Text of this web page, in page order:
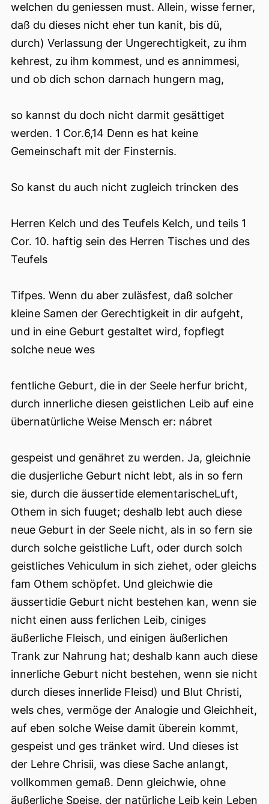
welchen du geniessen must. Allein, wisse ferner,
daß du dieses nicht eher tun kanit, bis dü,
durch) Verlassung der Ungerechtigkeit, zu ihm
kehrest, zu ihm kommest, und es annimmesi,
und ob dich schon darnach hungern mag,
so kannst du doch nicht darmit gesättiget
werden. 1 Cor.6,14 Denn es hat keine
Gemeinschaft mit der Finsternis.
So kanst du auch nicht zugleich trincken des
Herren Kelch und des Teufels Kelch, und teils 1
Cor. 10. haftig sein des Herren Tisches und des
Teufels
Tifpes. Wenn du aber zuläsfest, daß solcher
kleine Samen der Gerechtigkeit in dir aufgeht,
und in eine Geburt gestaltet wird, fopflegt
solche neue wes
fentliche Geburt, die in der Seele herfur bricht,
durch innerliche diesen geistlichen Leib auf eine
übernatürliche Weise Mensch er: nábret
gespeist und genähret zu werden. Ja, gleichnie
die dusjerliche Geburt nicht lebt, als in so fern
sie, durch die äussertide elementarischeLuft,
Othem in sich fuuget; deshalb lebt auch diese
neue Geburt in der Seele nicht, als in so fern sie
durch solche geistliche Luft, oder durch solch
geistliches Vehiculum in sich ziehet, oder gleichs
fam Othem schöpfet. Und gleichwie die
äussertidie Geburt nicht bestehen kan, wenn sie
nicht einen auss ferlichen Leib, ciniges
äußerliche Fleisch, und einigen äußerlichen
Trank zur Nahrung hat; deshalb kann auch diese
innerliche Geburt nicht bestehen, wenn sie nicht
durch dieses innerlide Fleisd) und Blut Christi,
wels ches, vermöge der Analogie und Gleichheit,
auf eben solche Weise damit überein kommt,
gespeist und ges tränket wird. Und dieses ist
der Lehre Chrisii, was diese Sache anlangt,
vollkommen gemaß. Denn gleichwie, ohne
äußerliche Speise, der natürliche Leib kein Leben